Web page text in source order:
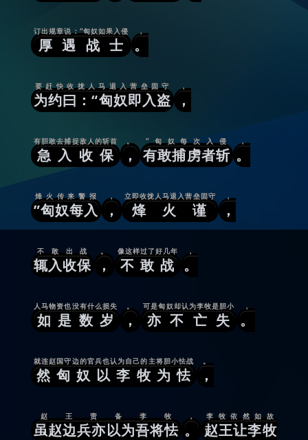
厚遇战士
订出规章说：“匈奴如果入侵
。
，
为约曰：“匈奴即入盗
要赶快收拢人马退入营垒固守
，
，
急入收保
有胆敢去捕捉敌人的斩首
，
。
有敢捕虏者斩
”匈奴每次入侵
。
，
”匈奴每入
烽火传来警报
，
，
烽火谨
立即收拢人马退入营垒固守
，
，
辄入收保
不敢出战
，
。
不敢战
像这样过了好几年
。
，
如是数岁
人马物资也没有什么损失
，
。
亦不亡失
可是匈奴却认为李牧是胆小
。
，
然匈奴以李牧为怯
就连赵国守边的官兵也认为自己的主将胆小怯战
，
。
虽赵边兵亦以为吾将怯
赵王责备李牧
。
，
赵王让李牧
李牧依然如故